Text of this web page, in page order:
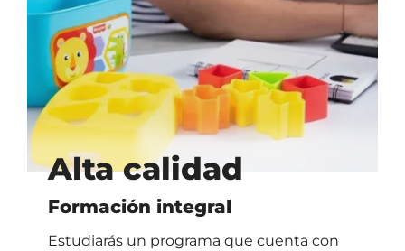
Alta calidad
Formación integral
Estudiarás un programa que cuenta con